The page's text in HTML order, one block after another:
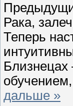
Рака,
Теперь
Близнецах
дальше »